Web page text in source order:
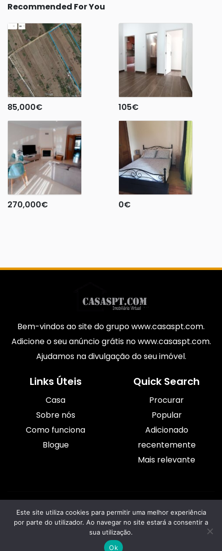
Recommended For You
85,000€ 105€
270,000€ 0€
Bem-vindos ao site do grupo www.casaspt.com.
Adicione o seu anúncio grátis no www.casaspt.com.
Ajudamos na divulgação do seu imóvel.
Links Úteis
Casa
Sobre nós
Como funciona
Blogue
Quick Search
Procurar
Popular
Adicionado
recentemente
Mais relevante
© 2026 Casaspt.com Todos os direitos reservados.
Este site utiliza cookies para permitir uma melhor experiência
por parte do utilizador. Ao navegar no site estará a consentir a
sua utilização.
Ok